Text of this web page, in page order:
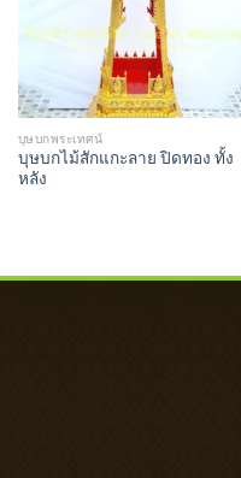
บุษบกพระเทศน์
บุษบกไม้สักแกะลาย ปิดทอง ทั้ง
หลัง